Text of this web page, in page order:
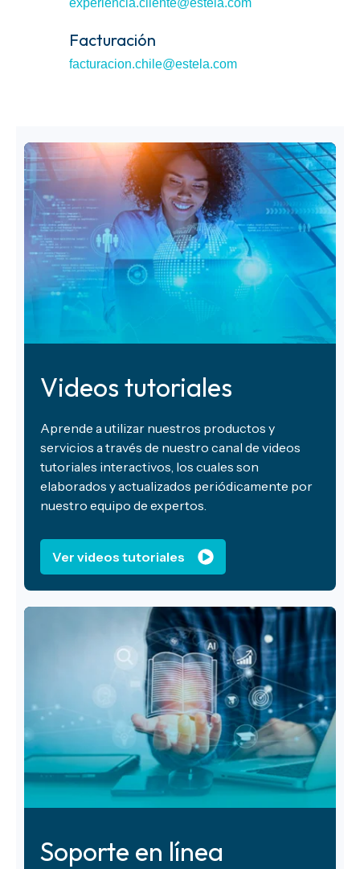
Facturación
facturacion.chile@estela.com
Videos tutoriales
Aprende a utilizar nuestros productos y
servicios a través de nuestro canal de videos
tutoriales interactivos, los cuales son
elaborados y actualizados periódicamente por
nuestro equipo de expertos.
Ver videos tutoriales
Soporte en línea